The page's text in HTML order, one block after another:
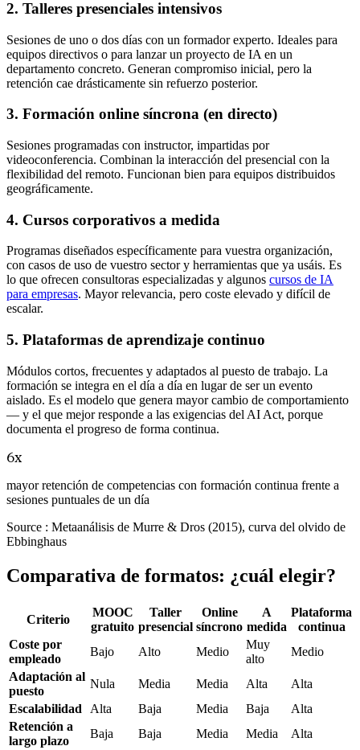
2. Talleres presenciales intensivos
Sesiones de uno o dos días con un formador experto. Ideales para
equipos directivos o para lanzar un proyecto de IA en un
departamento concreto. Generan compromiso inicial, pero la
retención cae drásticamente sin refuerzo posterior.
3. Formación online síncrona (en directo)
Sesiones programadas con instructor, impartidas por
videoconferencia. Combinan la interacción del presencial con la
flexibilidad del remoto. Funcionan bien para equipos distribuidos
geográficamente.
4. Cursos corporativos a medida
Programas diseñados específicamente para vuestra organización,
con casos de uso de vuestro sector y herramientas que ya usáis. Es
lo que ofrecen consultoras especializadas y algunos cursos de IA
para empresas. Mayor relevancia, pero coste elevado y difícil de
escalar.
5. Plataformas de aprendizaje continuo
Módulos cortos, frecuentes y adaptados al puesto de trabajo. La
formación se integra en el día a día en lugar de ser un evento
aislado. Es el modelo que genera mayor cambio de comportamiento
— y el que mejor responde a las exigencias del AI Act, porque
documenta el progreso de forma continua.
6x
mayor retención de competencias con formación continua frente a
sesiones puntuales de un día
Source : Metaanálisis de Murre & Dros (2015), curva del olvido de
Ebbinghaus
Comparativa de formatos: ¿cuál elegir?
Criterio
MOOC
gratuito
Taller
presencial
Online
síncrono
A
medida
Plataforma
continua
Coste por
empleado
Bajo Alto Medio
Muy
alto
Medio
Adaptación al
puesto
Nula Media Media Alta
Alta
Escalabilidad
Alta Baja Media Baja
Alta
Retención a
largo plazo
Baja Baja Media Media
Alta